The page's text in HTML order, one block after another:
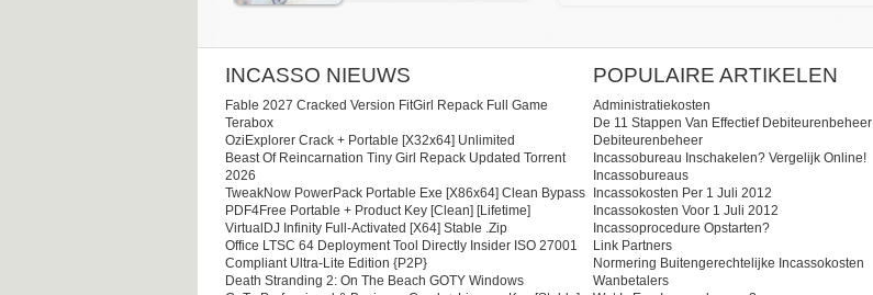
INCASSO NIEUWS
Fable 2027 Cracked Version FitGirl Repack Full Game
Terabox
OziExplorer Crack + Portable [x32x64] Unlimited
Beast Of Reincarnation Tiny Girl Repack Updated Torrent
2026
TweakNow PowerPack Portable Exe [x86x64] Clean Bypass
PDF4Free Portable + Product Key [Clean] [Lifetime]
VirtualDJ Infinity Full-Activated [x64] Stable .zip
Office LTSC 64 Deployment Tool Directly Insider ISO 27001
Compliant Ultra-Lite Edition {P2P}
Death Stranding 2: On The Beach GOTY Windows
POPULAIRE ARTIKELEN
Administratiekosten
De 11 Stappen Van Effectief Debiteurenbeheer
Debiteurenbeheer
Incassobureau Inschakelen? Vergelijk Online!
Incassobureaus
Incassokosten Per 1 Juli 2012
Incassokosten Voor 1 Juli 2012
Incassoprocedure Opstarten?
Link Partners
Normering Buitengerechtelijke Incassokosten
Wanbetalers